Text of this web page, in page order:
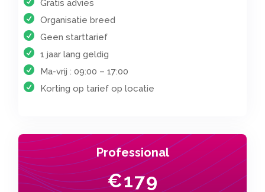
Gratis advies
Organisatie breed
Geen starttarief
1 jaar lang geldig
Ma-vrij : 09:00 – 17:00
Korting op tarief op locatie
Professional
€179